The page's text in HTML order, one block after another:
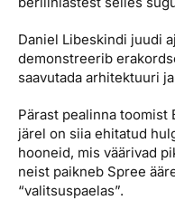
Daniel Libeskindi juudi
demonstreerib
saavutada arhitektuuri
Pärast pealinna toomist
järel on siia ehitatud
hooneid, mis väärivad
neist paikneb Spree
“valitsuspaelas”.